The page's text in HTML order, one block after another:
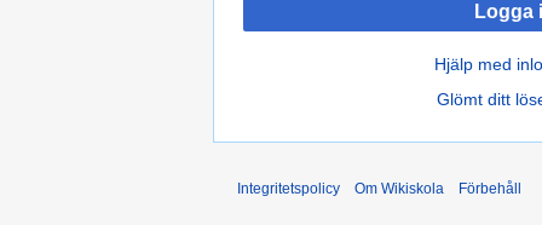
Logga
Hjälp med
Glömt ditt
Integritetspolicy Om Wikiskola Förbehåll